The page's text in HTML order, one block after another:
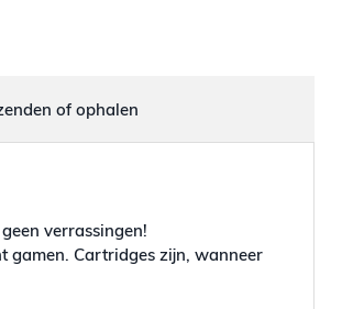
verrassingen!
gamen. Cartridges zijn, wanneer
of ophalen